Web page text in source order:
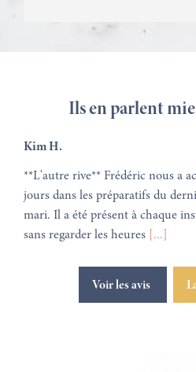
Ils en parlent
Kim H.
**L'autre rive** Frédéric nous a
jours dans les préparatifs du
mari. Il a été présent à chaque
sans regarder les heures [...]
Voir les avis